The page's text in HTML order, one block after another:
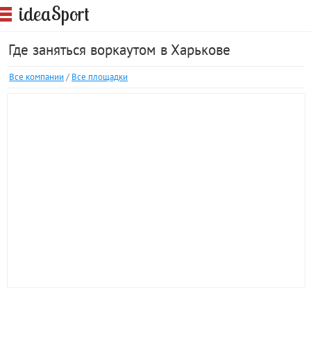
ideaSport
Где заняться воркаутом в Харькове
Все компании / Все площадки